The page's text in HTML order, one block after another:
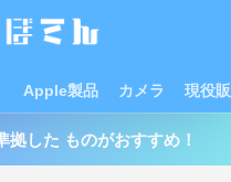
Apple製品 カメラ 現役
した ものがおすすめ！